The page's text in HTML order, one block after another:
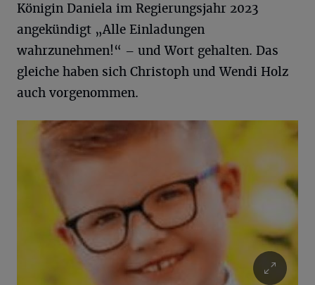
Königin Daniela im Regierungsjahr 2023
angekündigt „Alle Einladungen
wahrzunehmen!“ – und Wort gehalten. Das
gleiche haben sich Christoph und Wendi Holz
auch vorgenommen.